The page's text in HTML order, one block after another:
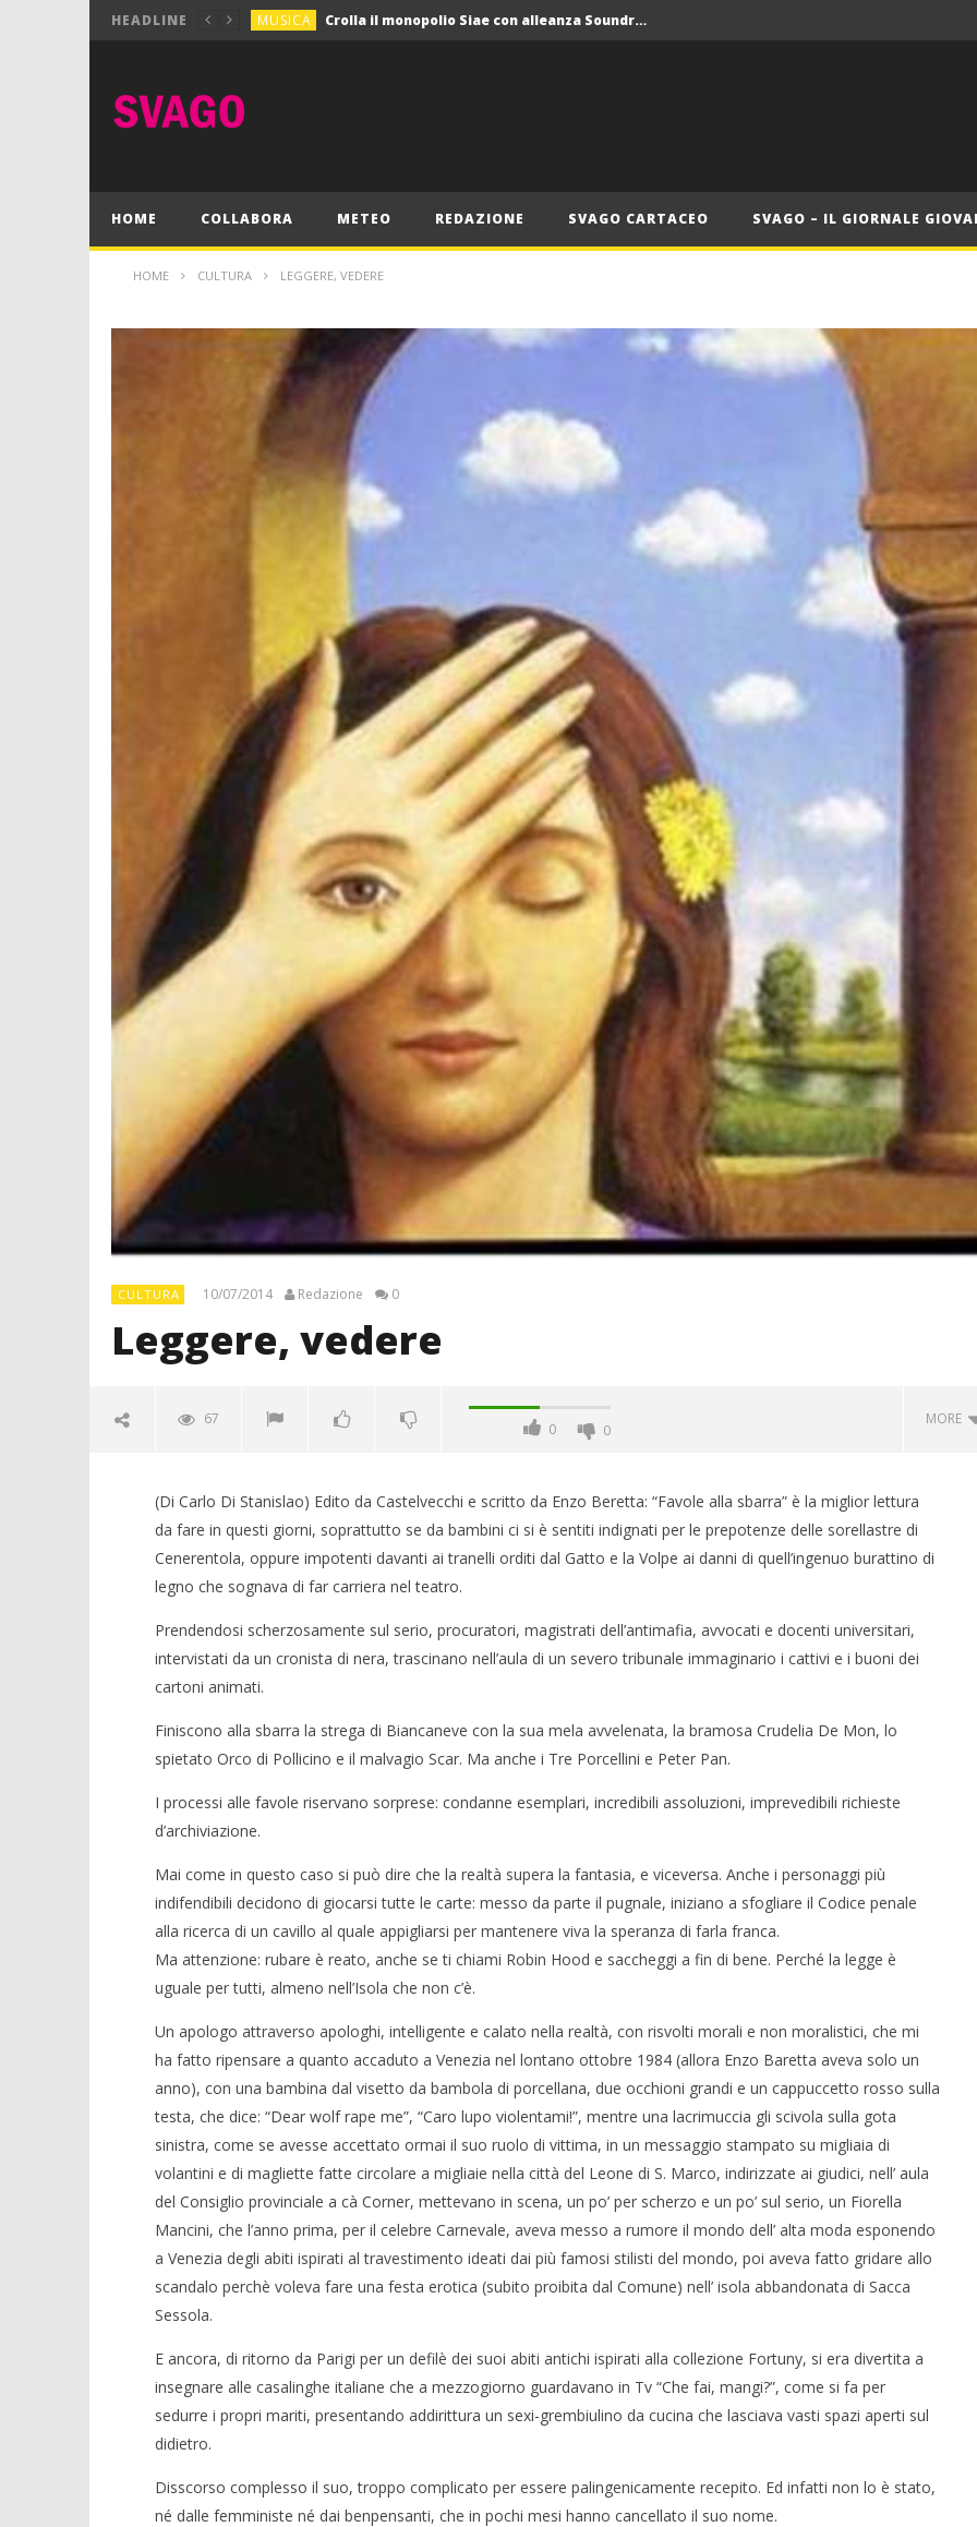
HEADLINE MUSICA Crolla il monopolio Siae con alleanza Soundreef – LEA
MUSICA Crolla il monopolio Siae con alleanza Soundreef – LEA
HOME COLLABORA METEO REDAZIONE SVAGO CARTACEO SVAGO – IL GIORNALE
HOME CULTURA LEGGERE, VEDERE
CULTURA 10/07/2014 Redazione 0
Leggere, vedere
67
0 0
MORE
NOW VIEWING
Leggere, vedere
10/07/2014
Redazione
10/07/2014
(Di Carlo Di Stanislao) Edito da Castelvecchi e scritto da Enzo Beretta: “Favole alla sbarra” è la miglior lettura
da fare in questi giorni, soprattutto se da bambini ci si è sentiti indignati per le prepotenze delle sorellastre di
Cenerentola, oppure impotenti davanti ai tranelli orditi dal Gatto e la Volpe ai danni di quell’ingenuo burattino di
legno che sognava di far carriera nel teatro.
Prendendosi scherzosamente sul serio, procuratori, magistrati dell’antimafia, avvocati e docenti universitari,
intervistati da un cronista di nera, trascinano nell’aula di un severo tribunale immaginario i cattivi e i buoni dei
cartoni animati.
Finiscono alla sbarra la strega di Biancaneve con la sua mela avvelenata, la bramosa Crudelia De Mon, lo
spietato Orco di Pollicino e il malvagio Scar. Ma anche i Tre Porcellini e Peter Pan.
I processi alle favole riservano sorprese: condanne esemplari, incredibili assoluzioni, imprevedibili richieste
d’archiviazione.
Mai come in questo caso si può dire che la realtà supera la fantasia, e viceversa. Anche i personaggi più
indifendibili decidono di giocarsi tutte le carte: messo da parte il pugnale, iniziano a sfogliare il Codice penale
alla ricerca di un cavillo al quale appigliarsi per mantenere viva la speranza di farla franca.
Ma attenzione: rubare è reato, anche se ti chiami Robin Hood e saccheggi a fin di bene. Perché la legge è
uguale per tutti, almeno nell’Isola che non c’è.
Un apologo attraverso apologhi, intelligente e calato nella realtà, con risvolti morali e non moralistici, che mi
ha fatto ripensare a quanto accaduto a Venezia nel lontano ottobre 1984 (allora Enzo Baretta aveva solo un
anno), con una bambina dal visetto da bambola di porcellana, due occhioni grandi e un cappuccetto rosso sulla
testa, che dice: “Dear wolf rape me”, “Caro lupo violentami!”, mentre una lacrimuccia gli scivola sulla gota
sinistra, come se avesse accettato ormai il suo ruolo di vittima, in un messaggio stampato su migliaia di
volantini e di magliette fatte circolare a migliaie nella città del Leone di S. Marco, indirizzate ai giudici, nell’ aula
del Consiglio provinciale a cà Corner, mettevano in scena, un po’ per scherzo e un po’ sul serio, un Fiorella
Mancini, che l’anno prima, per il celebre Carnevale, aveva messo a rumore il mondo dell’ alta moda esponendo
a Venezia degli abiti ispirati al travestimento ideati dai più famosi stilisti del mondo, poi aveva fatto gridare allo
scandalo perchè voleva fare una festa erotica (subito proibita dal Comune) nell’ isola abbandonata di Sacca
Sessola.
E ancora, di ritorno da Parigi per un defilè dei suoi abiti antichi ispirati alla collezione Fortuny, si era divertita a
insegnare alle casalinghe italiane che a mezzogiorno guardavano in Tv “Che fai, mangi?”, come si fa per
sedurre i propri mariti, presentando addirittura un sexi-grembiulino da cucina che lasciava vasti spazi aperti sul
didietro.
Disscorso complesso il suo, troppo complicato per essere palingenicamente recepito. Ed infatti non lo è stato,
né dalle femministe né dai benpensanti, che in pochi mesi hanno cancellato il suo nome.